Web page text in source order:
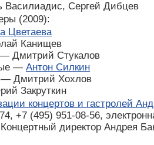
Василиадис, Сергей Дибцев
(2009):
Цветаева
Канищев
— Дмитрий Стукалов
— Антон Силкин
— Дмитрий Хохлов
Закруткин
концертов и гастролей
+7 (495) 951-08-56,
директор Андрея